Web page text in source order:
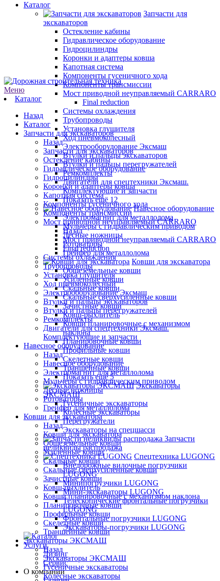
Каталог
Запчасти для
экскаваторов
Остекление кабины
Гидравлическое оборудование
Гидроцилиндры
Коронки и адаптеры ковша
Капотная система
Компоненты гусеничного хода
Компоненты трансмиссии
Мост приводной неуправляемый CARRARO
Final reduction
Системы охлаждения
Трубопроводы
Установка глушителя
Ход пневмоколесный
Электрооборудование Эксмаш
Втулки и пальцы экскаваторов
Втулки и пальцы перегружателей
Ремкомплекты
Двигатели для спецтехники Эксмаш.
Комплектующие и запчасти
Показать ещё 12
Навесное оборудование
Электромагнит для металлолома
Мульчеры с гидравлическим приводом
Лесные ножницы
Ротоваторы
Грейфер для металлолома
Ковши для экскаватора
Общеземельные ковши
Усиленные ковши
Скальные ковши
Скальные сверхусиленные ковши
Зачистные ковши
Ковш-рыхлитель
Ковши планировочные с механизмом
наклона
Планировочные ковши
Профильные ковши
Скелетные ковши
Траншейные ковши
Показать ещё 5
Экскаваторы
ЭКСМАШ
Гусеничные экскаваторы
Колёсные экскаваторы
Перегружатели
Экскаваторы на спецшасси
Запчасти
неликвиды распродажа
Спецтехника LUGONG
Внедорожные вилочные погрузчики
LUGONG
Минипогрузчики LUGONG
Мини-экскаваторы LUGONG
Телескопические фронтальные погрузчики
LUGONG
Фронтальные погрузчики LUGONG
Экскаваторы-погрузчики LUGONG
Услуги
Лизинг
Сервис
О компании
Меню
Каталог
Назад
Каталог
Запчасти для экскаваторов
Назад
Запчасти для экскаваторов
Остекление кабины
Гидравлическое оборудование
Гидроцилиндры
Коронки и адаптеры ковша
Капотная система
Компоненты гусеничного хода
Компоненты трансмиссии
Мост приводной неуправляемый CARRARO
Назад
Мост приводной неуправляемый CARRARO
Final reduction
Системы охлаждения
Трубопроводы
Установка глушителя
Ход пневмоколесный
Электрооборудование Эксмаш
Втулки и пальцы экскаваторов
Втулки и пальцы перегружателей
Ремкомплекты
Двигатели для спецтехники Эксмаш.
Комплектующие и запчасти
Навесное оборудование
Назад
Навесное оборудование
Электромагнит для металлолома
Мульчеры с гидравлическим приводом
Лесные ножницы
Ротоваторы
Грейфер для металлолома
Ковши для экскаватора
Назад
Ковши для экскаватора
Общеземельные ковши
Усиленные ковши
Скальные ковши
Скальные сверхусиленные ковши
Зачистные ковши
Ковш-рыхлитель
Ковши планировочные с механизмом наклона
Планировочные ковши
Профильные ковши
Скелетные ковши
Траншейные ковши
Экскаваторы ЭКСМАШ
Назад
Экскаваторы ЭКСМАШ
Гусеничные экскаваторы
Колёсные экскаваторы